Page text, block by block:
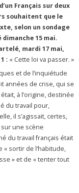
Français sur deux
souhaitent que le
selon un sondage
15 mai.
mardi 17 mai,
: « Cette loi va passer. »
et de l’inquiétude
années de crise, qui se
à l’origine, destinée
du travail pour,
il s’agissait, certes,
une scène
du travail français était
« sortir de l’habitude,
» et de « tenter tout